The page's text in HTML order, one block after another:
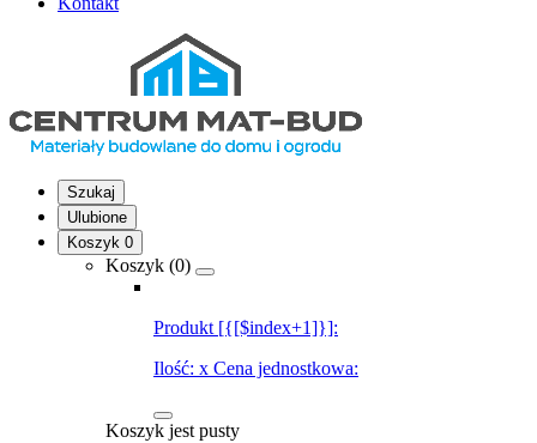
Szukaj
Ulubione
Koszyk 0
Koszyk (0)
Produkt [{[$index+1]}]:
Ilość: x Cena jednostkowa:
Koszyk jest pusty